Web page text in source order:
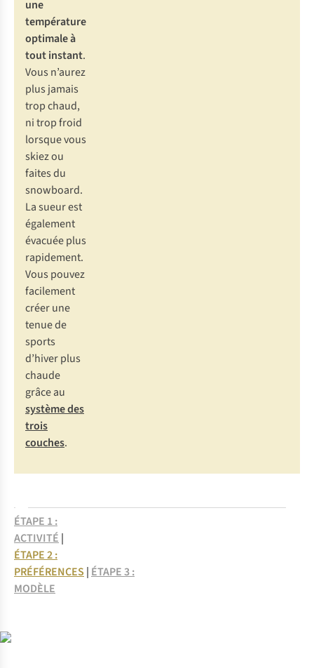
une
température
optimale à
tout instant.
Vous n’aurez
plus jamais
trop chaud,
ni trop froid
lorsque vous
skiez ou
faites du
snowboard.
La sueur est
également
évacuée plus
rapidement.
Vous pouvez
facilement
créer une
tenue de
sports
d’hiver plus
chaude
grâce au
système des
trois
couches.
ÉTAPE 1 :
ACTIVITÉ |
ÉTAPE 2 :
PRÉFÉRENCES | ÉTAPE 3 :
MODÈLE